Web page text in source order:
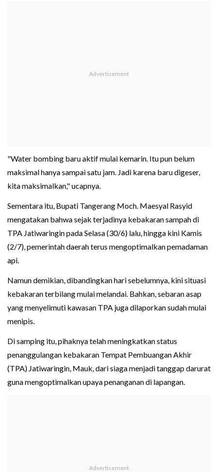
"Water bombing baru aktif mulai kemarin. Itu pun belum
maksimal hanya sampai satu jam. Jadi karena baru digeser,
kita maksimalkan," ucapnya.
Sementara itu, Bupati Tangerang Moch. Maesyal Rasyid
mengatakan bahwa sejak terjadinya kebakaran sampah di
TPA Jatiwaringin pada Selasa (30/6) lalu, hingga kini Kamis
(2/7), pemerintah daerah terus mengoptimalkan pemadaman
api.
Namun demikian, dibandingkan hari sebelumnya, kini situasi
kebakaran terbilang mulai melandai. Bahkan, sebaran asap
yang menyelimuti kawasan TPA juga dilaporkan sudah mulai
menipis.
Di samping itu, pihaknya telah meningkatkan status
penanggulangan kebakaran Tempat Pembuangan Akhir
(TPA) Jatiwaringin, Mauk, dari siaga menjadi tanggap darurat
guna mengoptimalkan upaya penanganan di lapangan.